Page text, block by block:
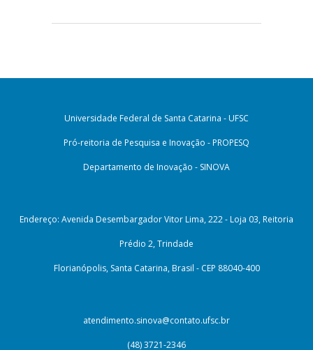
Universidade Federal de Santa Catarina - UFSC
Pró-reitoria de Pesquisa e Inovação - PROPESQ
Departamento de Inovação - SINOVA
Endereço: Avenida Desembargador Vitor Lima, 222 - Loja 03, Reitoria
Prédio 2, Trindade
Florianópolis, Santa Catarina, Brasil - CEP 88040-400
atendimento.sinova@contato.ufsc.br
(48) 3721-2346